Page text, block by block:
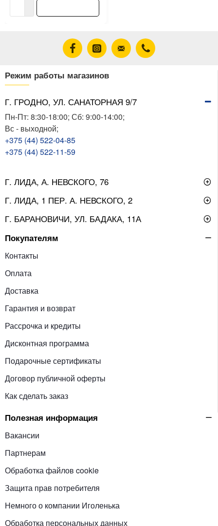
Режим работы магазинов
Г. ГРОДНО, УЛ. САНАТОРНАЯ 9/7
Пн-Пт: 8:30-18:00; Сб: 9:00-14:00;
Вс - выходной;
+375 (44) 522-04-85
+375 (44) 522-11-59
Г. ЛИДА, А. НЕВСКОГО, 76
Г. ЛИДА, 1 ПЕР. А. НЕВСКОГО, 2
Г. БАРАНОВИЧИ, УЛ. БАДАКА, 11А
Покупателям
Контакты
Оплата
Доставка
Гарантия и возврат
Рассрочка и кредиты
Дисконтная программа
Подарочные сертификаты
Договор публичной оферты
Как сделать заказ
Полезная информация
Вакансии
Партнерам
Обработка файлов cookie
Защита прав потребителя
Немного о компании Иголенька
Обработка персональных данных